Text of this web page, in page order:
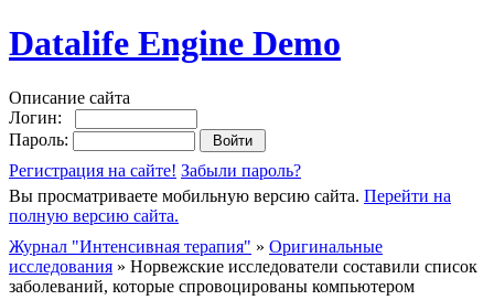
Datalife Engine Demo
Описание сайта
Логин:
Пароль:
Регистрация на сайте! Забыли пароль?
Вы просматриваете мобильную версию сайта. Перейти на
полную версию сайта.
Журнал "Интенсивная терапия" » Оригинальные
исследования » Норвежские исследователи составили список
заболеваний, которые спровоцированы компьютером